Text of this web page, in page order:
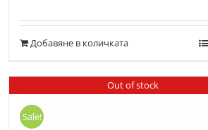
Добавяне в количката
Out of stock
Sale!